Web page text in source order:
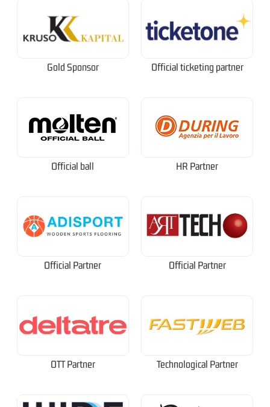
Gold Sponsor Official ticketing partner
Official ball HR Partner
Official Partner Official Partner
OTT Partner Technological Partner